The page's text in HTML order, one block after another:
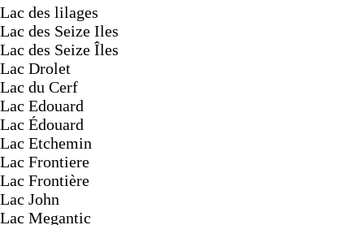
Lac des lilages
Lac des Seize Iles
Lac des Seize Îles
Lac Drolet
Lac du Cerf
Lac Edouard
Lac Édouard
Lac Etchemin
Lac Frontiere
Lac Frontière
Lac John
Lac Megantic